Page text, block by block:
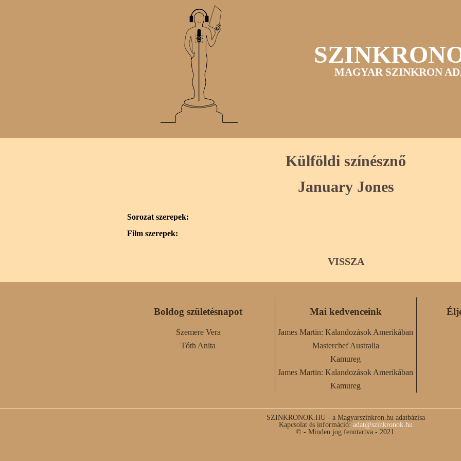
MAGYAR SZINKRON
Külföldi színésznő
January Jones
Sorozat szerepek:
Film szerepek:
VISSZA
Boldog születésnapot
Szemere Vera
Tóth Anita
Mai kedvenceink
James Martin: Kalandozások Amerikában
Masterchef Australia
Kamureg
James Martin: Kalandozások Amerikában
Kamureg
SZINKRONOK.HU - a Magyarszinkron.hu adatbázisa
Kapcsolat és információ: adat@szinkronok.hu
© - Minden jog fenntartva - 2021.